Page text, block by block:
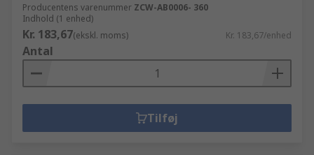
Producentens varenummer ZCW-AB0006- 360
Indhold (1 enhed)
Kr. 183,67(ekskl. moms) Kr. 183,67/enhed
Antal
Tilføj